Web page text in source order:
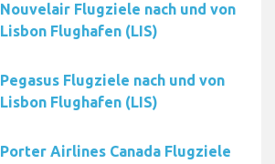
Nouvelair Flugziele nach und von
Lisbon Flughafen (LIS)
Pegasus Flugziele nach und von
Lisbon Flughafen (LIS)
Porter Airlines Canada Flugziele